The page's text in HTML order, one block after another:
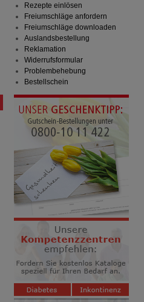
Rezepte einlösen
Freiumschläge anfordern
Freiumschläge downloaden
Auslandsbestellung
Reklamation
Widerrufsformular
Problembehebung
Bestellschein